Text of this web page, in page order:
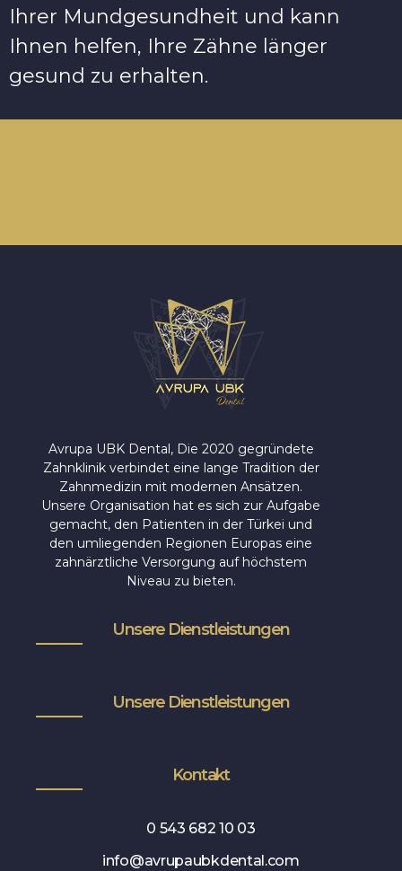
Ihrer Mundgesundheit und kann
Ihnen helfen, Ihre Zähne länger
gesund zu erhalten.
Avrupa UBK Dental, Die 2020 gegründete
Zahnklinik verbindet eine lange Tradition der
Zahnmedizin mit modernen Ansätzen.
Unsere Organisation hat es sich zur Aufgabe
gemacht, den Patienten in der Türkei und
den umliegenden Regionen Europas eine
zahnärztliche Versorgung auf höchstem
Niveau zu bieten.
Unsere Dienstleistungen
Unsere Dienstleistungen
Kontakt
0 543 682 10 03
info@avrupaubkdental.com